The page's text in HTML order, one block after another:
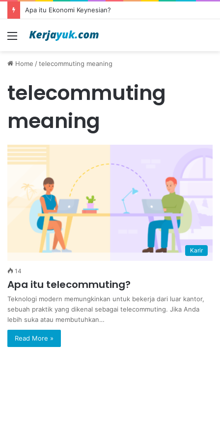
Apa itu Ekonomi Keynesian?
Menu
Home /telecommuting meaning
telecommuting
meaning
Karir
14
Apa itu telecommuting?
Teknologi modern memungkinkan untuk bekerja dari luar kantor,
sebuah praktik yang dikenal sebagai telecommuting. Jika Anda
lebih suka atau membutuhkan…
Read More »